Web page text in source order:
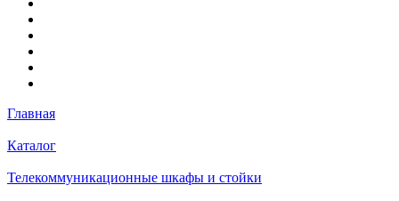
Главная
Каталог
Телекоммуникационные шкафы и стойки